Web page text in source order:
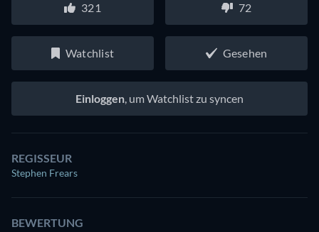
321 72
Watchlist Gesehen
Einloggen, um Watchlist zu syncen
REGISSEUR
Stephen Frears
BEWERTUNG